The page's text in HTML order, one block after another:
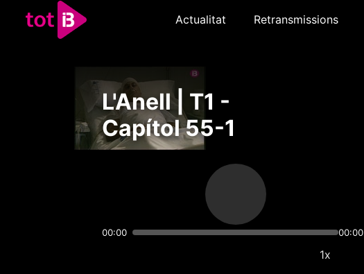
Actualitat Retransmissions
L'Anell | T1 -
Capítol 55-1
00:00 00:00
1x